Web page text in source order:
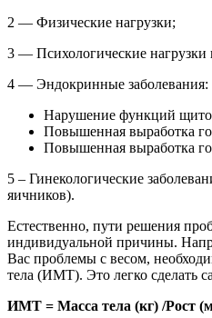
2 — Физические нагрузки;
3 — Психологические нагрузки
4 — Эндокринные заболевания:
Нарушение функций
Повышенная выработка
Повышенная выработка
5 – Гинекологические
яичников).
Естественно, пути решения
индивидуальной причины.
Вас проблемы с весом,
тела (ИМТ). Это легко сделать
ИМТ = Масса тела (кг) /Рост